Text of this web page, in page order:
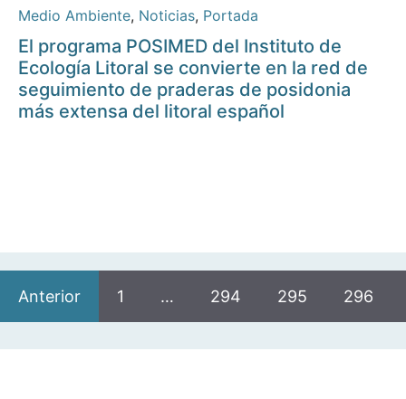
Medio Ambiente, Noticias, Portada
El programa POSIMED del Instituto de
Ecología Litoral se convierte en la red de
seguimiento de praderas de posidonia
más extensa del litoral español
Anterior 1 … 294 295 296